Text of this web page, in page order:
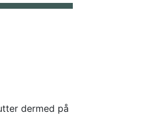
dermed på